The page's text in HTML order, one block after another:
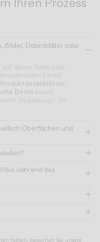
Bilder, Datenblätter oder
dieser Seite oder
bereit.
Produktdatenblätter
Daten sowie
Umgebungs- als
Oberflächen und
während des
haben, besuchen Sie unsere